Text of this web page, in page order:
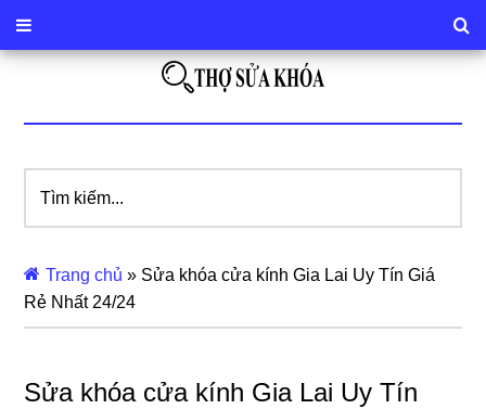
kiếm...
Trang chủ » Sửa khóa cửa kính Gia Lai Uy Tín Giá
Rẻ Nhất 24/24
Sửa khóa cửa kính Gia Lai Uy Tín